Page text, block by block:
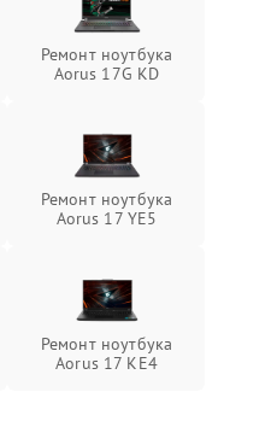
Ремонт ноутбука
Aorus 17G KD
Ремонт ноутбука
Aorus 17 YE5
Ремонт ноутбука
Aorus 17 KE4